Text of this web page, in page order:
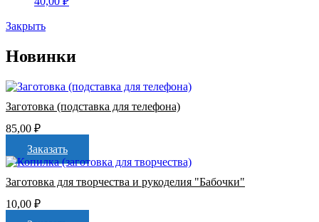
Закрыть
Новинки
Заготовка (подставка для телефона)
85,00 ₽
Заказать
Заготовка для творчества и рукоделия "Бабочки"
10,00 ₽